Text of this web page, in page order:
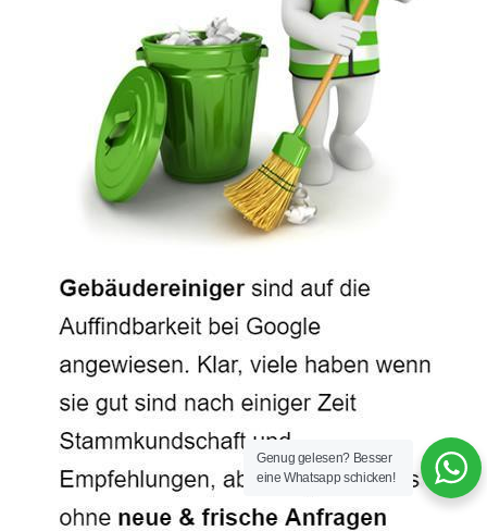
Genug gelesen? Besser
eine Whatsapp schicken!